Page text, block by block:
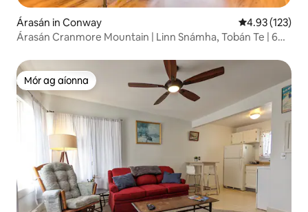
Árasán in Conway Meánrátáil
4.93 (123)
Árasán Cranmore Mountain | Linn Snámha, Tobán Te | 6
Mór ag aíonna
Mór ag aíonna